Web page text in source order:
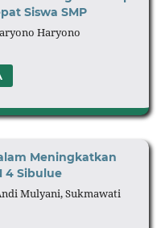
Siswa SMP
Haryono
Meningkatkan
4 Sibulue
Mulyani, Sukmawati